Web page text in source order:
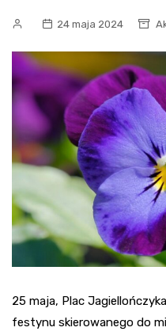
24 maja 2024
25 maja, Plac
festynu skierowanego do